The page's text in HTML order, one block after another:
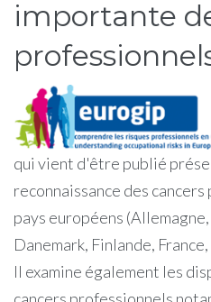
importante
qui vient d'être publié
reconnaissance des
pays européens
Danemark, Finlande,
Il examine également les